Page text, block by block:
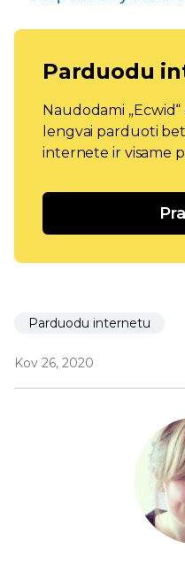
Parduodu
Naudodami
lengvai parduoti
internete ir visame
Parduodu internetu
Kov 26, 2020